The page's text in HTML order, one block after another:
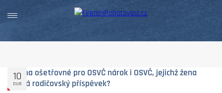
10
DUB
Mají na ošetřovné pro OSVČ nárok i OSVČ, jejichž žena
pobírá rodičovský příspěvek?